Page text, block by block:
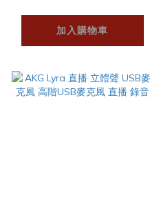
加入購物車